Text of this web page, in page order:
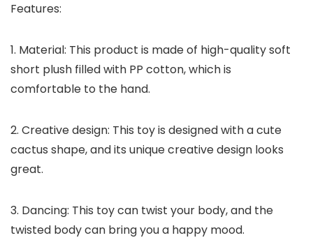
Features:
1. Material: This product is made of high-quality soft
short plush filled with PP cotton, which is
comfortable to the hand.
2. Creative design: This toy is designed with a cute
cactus shape, and its unique creative design looks
great.
3. Dancing: This toy can twist your body, and the
twisted body can bring you a happy mood.